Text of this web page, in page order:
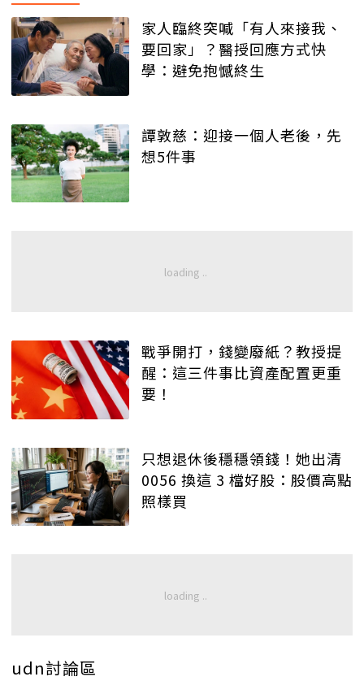
家人臨終突喊「有人來接我、
要回家」？醫授回應方式快
學：避免抱憾終生
譚敦慈：迎接一個人老後，先
想5件事
戰爭開打，錢變廢紙？教授提
醒：這三件事比資產配置更重
要！
只想退休後穩穩領錢！她出清
0056 換這 3 檔好股：股價高點
照樣買
udn討論區